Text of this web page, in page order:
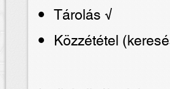
Tárolás √
Közzététel